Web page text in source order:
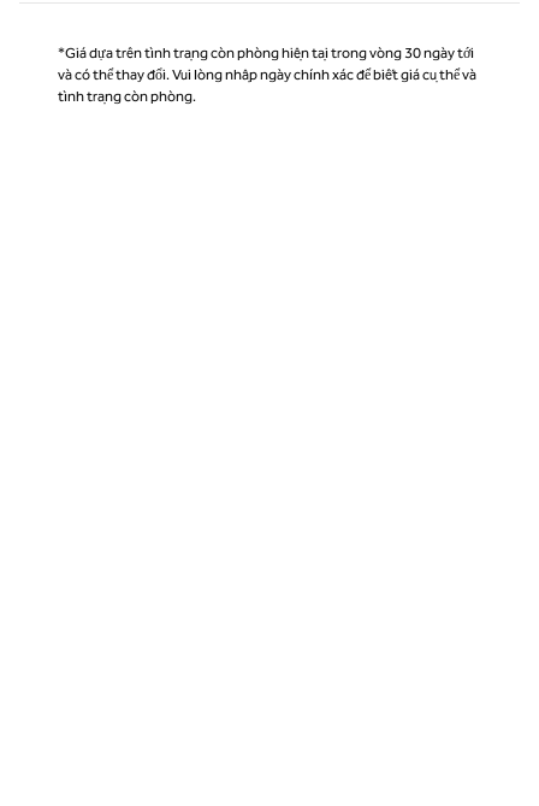
*Giá dựa trên tình trạng còn phòng hiện tại trong vòng 30 ngày tới
và có thể thay đổi. Vui lòng nhập ngày chính xác để biết giá cụ thể và
tình trạng còn phòng.